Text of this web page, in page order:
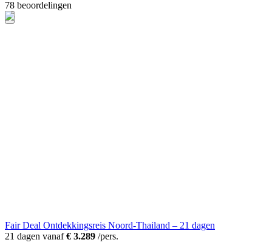
78 beoordelingen
Fair Deal Ontdekkingsreis Noord-Thailand – 21 dagen
21 dagen vanaf€ 3.289 /pers.